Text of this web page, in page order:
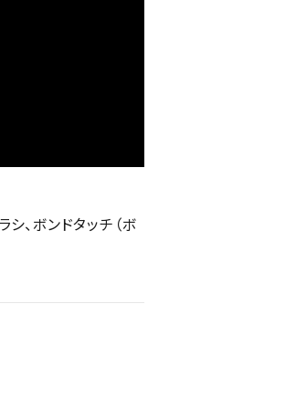
、ボンドタッチ（ボ